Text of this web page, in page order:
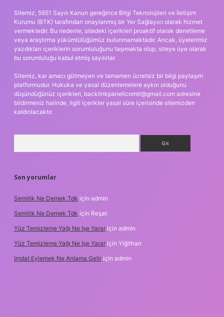
Sitemiz, 5651 Sayılı Kanun gereğince Bilgi Teknolojileri ve İletişim
Kurumu (BTK) tarafından onaylanmış bir Yer Sağlayıcı olarak hizmet
vermektedir. Bu nedenle, sitedeki içerikleri proaktif olarak denetleme
veya araştırma yükümlülüğümüz bulunmamaktadır. Ancak, üyelerimiz
yazdıkları içeriklerin sorumluluğunu taşımakta olup, siteye üye olarak
bu sorumluluğu kabul etmiş sayılırlar.
Sitemiz, kar amacı gütmeyen ve tamamen ücretsiz bir bilgi paylaşım
platformudur. Hukuka ve yasal düzenlemelere aykırı olduğunu
düşündüğünüz içerikleri, backlinkpanelicomtr@gmail.com adresine
bildirmeniz halinde, ilgili içerikler yasal süre içerisinde sitemizden
kaldırılacaktır.
Son yorumlar
Semitik Ne Demek Tdk için admin
Semitik Ne Demek Tdk için Reşat
Yüz Temizleme Yağı Ne Işe Yarar için admin
Yüz Temizleme Yağı Ne Işe Yarar için Yiğithan
Imdat Eylemek Ne Anlama Gelir için admin